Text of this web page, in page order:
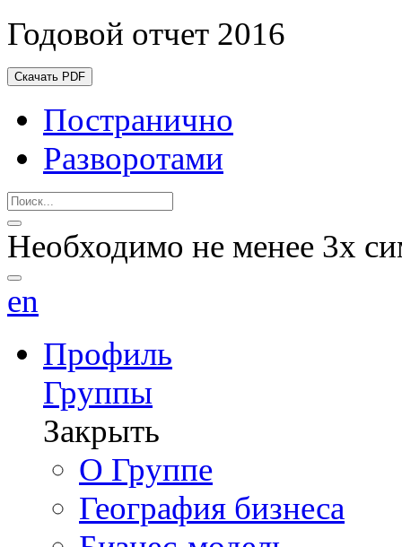
Годовой отчет 2016
Скачать PDF
Постранично
Разворотами
Необходимо не менее 3х
en
Профиль
Группы
Закрыть
О Группе
География бизнеса